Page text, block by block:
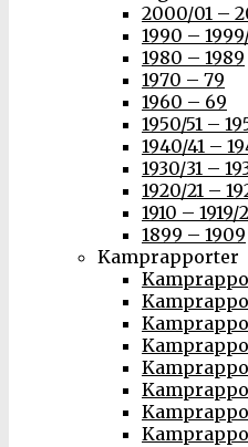
2000/01 –
1990 –
1980 – 1989
1970 – 79
1960 – 69
1950/51 –
1940/41 –
1930/31 –
1920/21 –
1910 – 1919/
1899 – 1909
Kamprapporter